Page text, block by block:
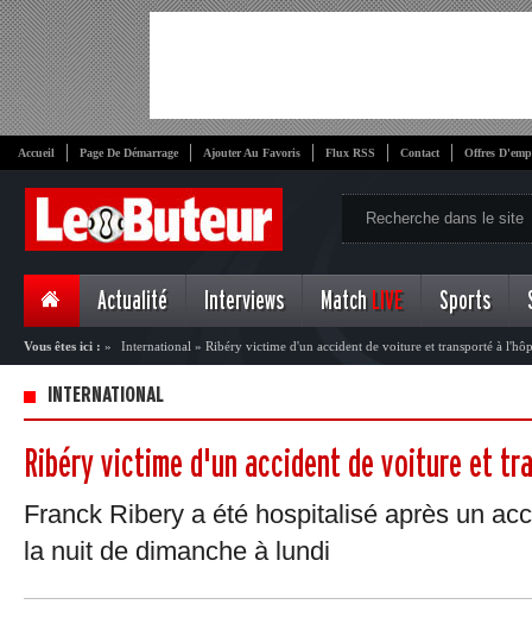
Accueil Page De Démarrage Ajouter Au Favoris Flux RSS Contact Offres
Actualité Interviews Match LIVE Sports
Vous êtes ici : » International » Ribéry victime d'un accident de voiture et transporté à
INTERNATIONAL
Ribéry victime d'un accident de voiture et
Franck Ribery a été hospitalisé après un
la nuit de dimanche à lundi